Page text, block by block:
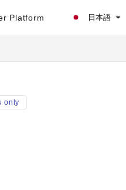
Platform 日本語
only